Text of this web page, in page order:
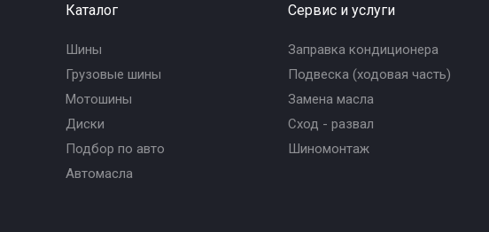
Каталог
Шины
Грузовые шины
Мотошины
Диски
Подбор по авто
Автомасла
Сервис и услуги
Заправка кондиционера
Подвеска (ходовая часть)
Замена масла
Сход - развал
Шиномонтаж